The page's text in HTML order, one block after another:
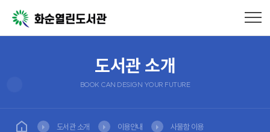
도서관 소개
BOOK CAN DESIGN YOUR FUTURE
도서관 소개 이용안내 사물함 이용